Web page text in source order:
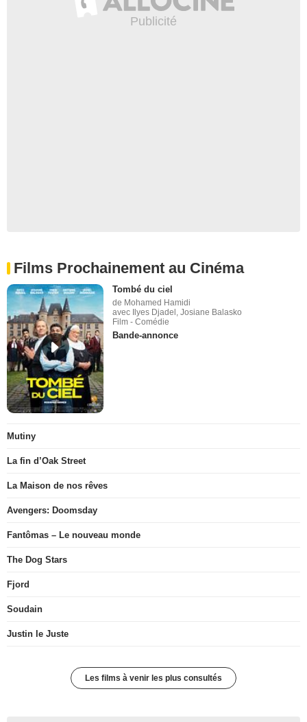
Films Prochainement au Cinéma
Tombé du ciel
de Mohamed Hamidi
avec Ilyes Djadel, Josiane Balasko
Film - Comédie
Bande-annonce
Mutiny
La fin d’Oak Street
La Maison de nos rêves
Avengers: Doomsday
Fantômas – Le nouveau monde
The Dog Stars
Fjord
Soudain
Justin le Juste
Les films à venir les plus consultés